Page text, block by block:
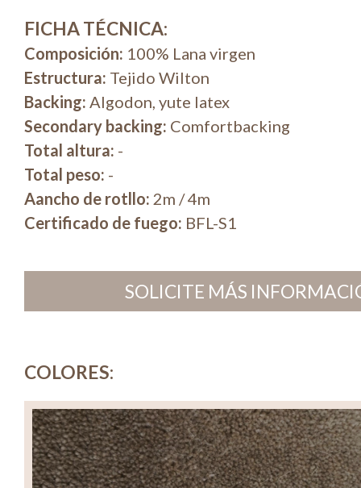
FICHA TÉCNICA:
Composición: 100% Lana virgen
Estructura: Tejido Wilton
Backing: Algodon, yute latex
Secondary backing: Comfortbacking
Total altura: -
Total peso: -
Aancho de rotllo: 2m / 4m
Certificado de fuego: BFL-S1
SOLICITE MÁS
COLORES: